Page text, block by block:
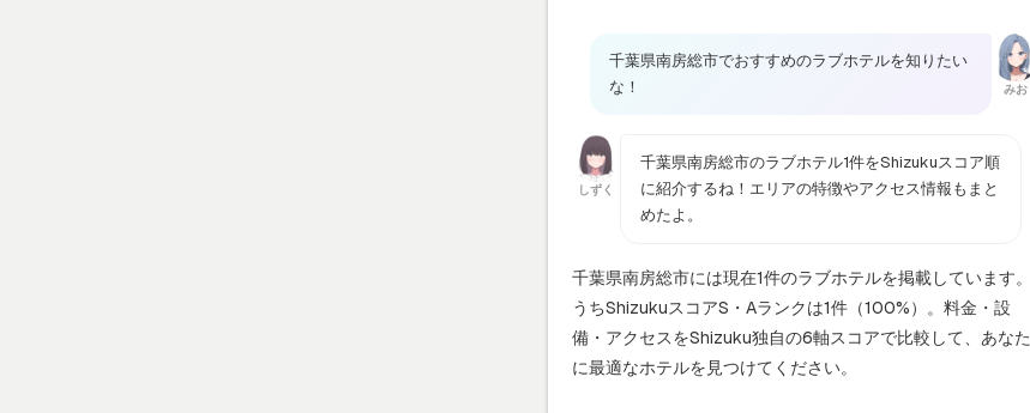
みお
千葉県南房総市でおすすめのラブホテルを知りたい
な！
しずく
千葉県南房総市のラブホテル1件をShizukuスコア順
に紹介するね！エリアの特徴やアクセス情報もまと
めたよ。
千葉県南房総市には現在1件のラブホテルを掲載しています。
うちShizukuスコアS・Aランクは1件（100%）。料金・設
備・アクセスをShizuku独自の6軸スコアで比較して、あなた
に最適なホテルを見つけてください。